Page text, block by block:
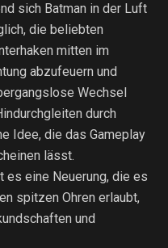
sich Batman in der Luft
die beliebten
mitten im
abzufeuern und
Wechsel
durch
Idee, die das Gameplay
lässt.
es eine Neuerung, die es
spitzen Ohren erlaubt,
und